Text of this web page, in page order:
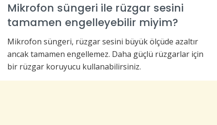
Mikrofon süngeri ile rüzgar sesini
tamamen engelleyebilir miyim?
Mikrofon süngeri, rüzgar sesini büyük ölçüde azaltır
ancak tamamen engellemez. Daha güçlü rüzgarlar için
bir rüzgar koruyucu kullanabilirsiniz.